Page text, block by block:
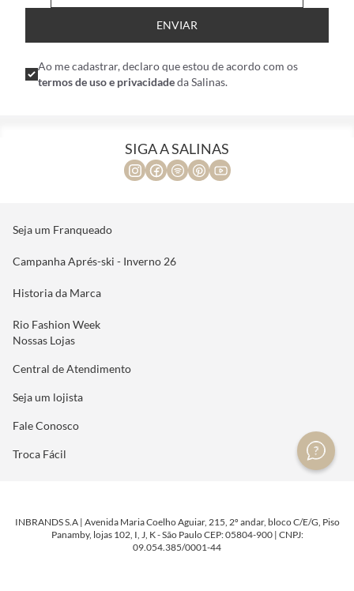
ENVIAR
Ao me cadastrar, declaro que estou de acordo com os
termos de uso e privacidadeda Salinas.
SIGA A SALINAS
Seja um Franqueado
Campanha Aprés-ski - Inverno 26
Historia da Marca
Rio Fashion Week
Nossas Lojas
Central de Atendimento
Seja um lojista
Fale Conosco
Troca Fácil
INBRANDS S.A | Avenida Maria Coelho Aguiar, 215, 2º andar, bloco C/E/G, Piso
Panamby, lojas 102, I, J, K - São Paulo CEP: 05804-900 | CNPJ:
09.054.385/0001-44